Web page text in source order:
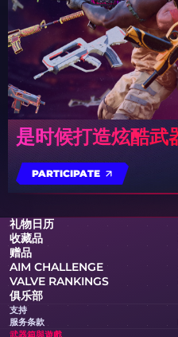
是时候打造炫酷武
PARTICIPATE
礼物日历
收藏品
赠品
AIM CHALLENGE
VALVE RANKINGS
俱乐部
支持
服务条款
武器箱與遊戲